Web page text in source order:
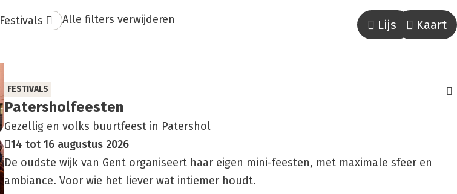
Lijst Kaart
Verwijder
Festivals Alle filters verwijderen
Paters­hol­fees­ten
Gezellig en volks buurtfeest in Patershol
FESTIVALS
14 tot 16 augustus 2026
De oudste wijk van Gent organiseert haar eigen mini-feesten, met maximale sfeer en
ambiance. Voor wie het liever wat intiemer houdt.